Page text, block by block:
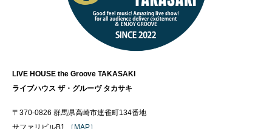
LIVE HOUSE the Groove TAKASAKI
ライブハウス ザ・グルーヴ タカサキ
〒370-0826 群馬県高崎市連雀町134番地
サファリビルB1
［MAP］